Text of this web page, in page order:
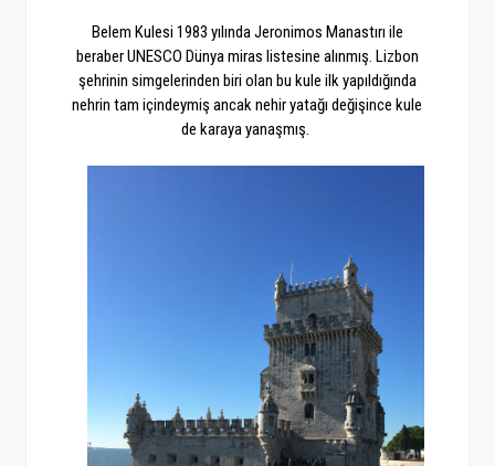
Belem Kulesi 1983 yılında Jeronimos Manastırı ile
beraber UNESCO Dünya miras listesine alınmış. Lizbon
şehrinin simgelerinden biri olan bu kule ilk yapıldığında
nehrin tam içindeymiş ancak nehir yatağı değişince kule
de karaya yanaşmış.